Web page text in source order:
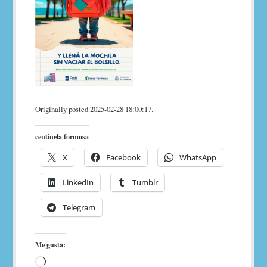
Originally posted 2025-02-28 18:00:17.
centinela formosa
X Facebook WhatsApp
LinkedIn Tumblr
Telegram
Me gusta:
Loading…